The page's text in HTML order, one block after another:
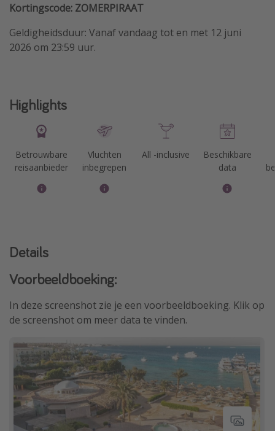
Kortingscode: ZOMERPIRAAT
Geldigheidsduur: Vanaf vandaag tot en met 12 juni
2026 om 23:59 uur.
Highlights
Betrouwbare
reisaanbieder
Vluchten
inbegrepen
All -inclusive
Beschikbare
data
Details
Voorbeeldboeking:
In deze screenshot zie je een voorbeeldboeking. Klik op
de screenshot om meer data te vinden.